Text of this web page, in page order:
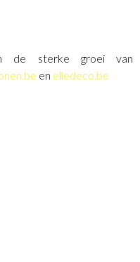
de sterke groei van
en elledeco.be